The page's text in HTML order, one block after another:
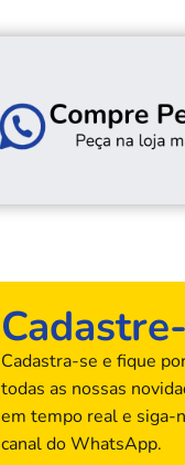
Cadastra-se e fique
todas as nossas
em tempo real e siga-
canal do WhatsApp.